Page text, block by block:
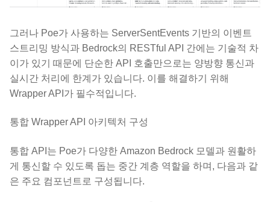
그러나 Poe가 사용하는 ServerSentEvents 기반의 이벤트
스트리밍 방식과 Bedrock의 RESTful API 간에는 기술적 차
이가 있기 때문에 단순한 API 호출만으로는 양방향 통신과
실시간 처리에 한계가 있습니다. 이를 해결하기 위해
Wrapper API가 필수적입니다.
통합 Wrapper API 아키텍처 구성
통합 API는 Poe가 다양한 Amazon Bedrock 모델과 원활하
게 통신할 수 있도록 돕는 중간 계층 역할을 하며, 다음과 같
은 주요 컴포넌트로 구성됩니다.